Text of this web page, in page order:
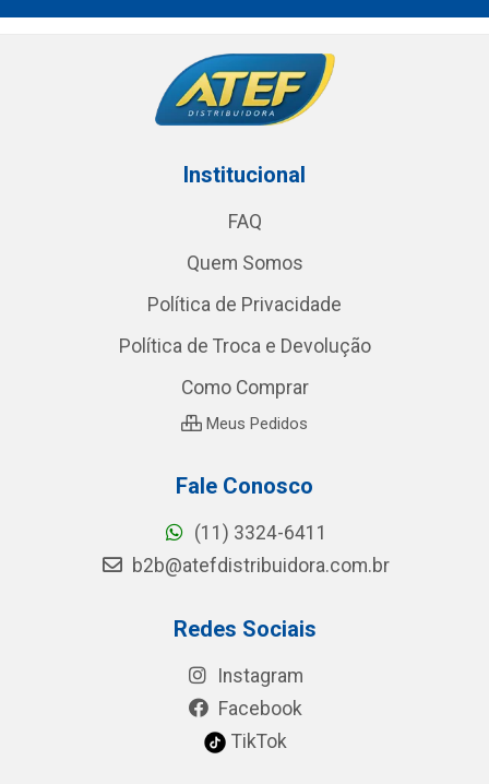
Institucional
FAQ
Quem Somos
Política de Privacidade
Política de Troca e Devolução
Como Comprar
Meus Pedidos
Fale Conosco
(11) 3324-6411
b2b@atefdistribuidora.com.br
Redes Sociais
Instagram
Facebook
TikTok